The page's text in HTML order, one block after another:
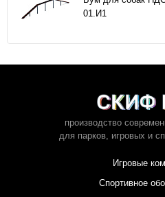
01.И1
производство
для парков, игровых и
Игровые
Спортивное